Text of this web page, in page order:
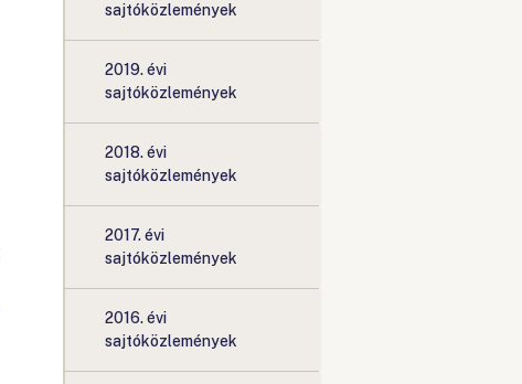
sajtóközlemények
2019. évi
sajtóközlemények
2018. évi
sajtóközlemények
2017. évi
sajtóközlemények
2016. évi
sajtóközlemények